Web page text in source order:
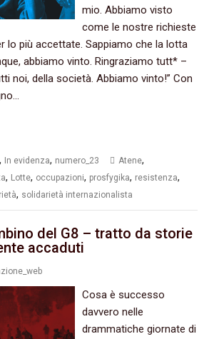
mio. Abbiamo visto
come le nostre richieste
lo più accettate. Sappiamo che la lotta
abbiamo vinto. Ringraziamo tutt* –
noi, della società. Abbiamo vinto!” Con
, In evidenza, numero_23 Atene,
, Lotte, occupazioni, prosfygika, resistenza,
, solidarietà internazionalista
del G8 – tratto da storie
accaduti
Cosa è successo
davvero nelle
drammatiche giornate di